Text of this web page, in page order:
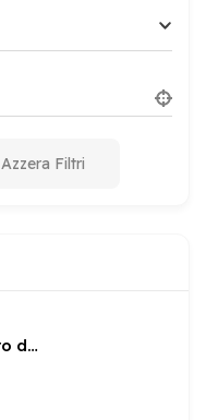
Azzera Filtri
Mattonella con l'albero della vita